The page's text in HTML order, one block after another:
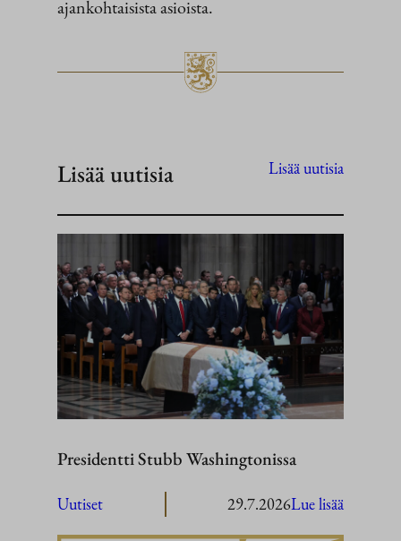
ajankohtaisista asioista.
Lisää uutisia Lisää uutisia
Presidentti Stubb Washingtonissa
Uutiset 29.7.2026Lue lisää